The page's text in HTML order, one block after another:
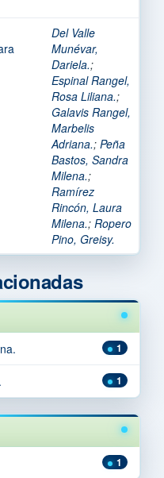
Del Valle
Munévar,
Dariela.;
Espinal Rangel,
Rosa Liliana.;
Galavis Rangel,
Marbelis
Adriana.; Peña
Bastos, Sandra
Milena.;
Ramírez
Rincón, Laura
Milena.; Ropero
Pino, Greisy.
1
1
1